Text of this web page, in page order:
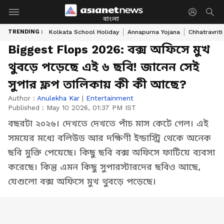
বাংলা
TRENDING : Kolkata School Holiday Annapurna Yojana Chhatravriti
Biggest Flops 2026: বক্স অফিসে মুখ
থুবড়ে পড়েছে এই ৬ ছবি! জানেন সেই
সুপার ফ্লপ তালিকায় কী কী আছে?
Author : Anulekha Kar | Entertainment
Published : May 10 2026, 01:37 PM IST
বছরটা ২০২৬। দেখতে দেখতে পাঁচ মাস কেটে গেল। এই
সময়ের মধ্যে বলিউড আর দক্ষিণী ইন্ডাস্ট্রি থেকে অনেক
ছবি মুক্তি পেয়েছে। কিছু ছবি বক্স অফিসে ফাটিয়ে ব্যবসা
করেছে। কিন্তু এমন কিছু সুপারস্টারদের ছবিও আছে,
যেগুলো বক্স অফিসে মুখ থুবড়ে পড়েছে।